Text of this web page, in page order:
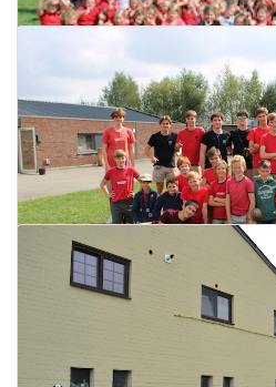
Open monumentendag
04 september 2024
Startdag KLJ
Startdag Chirowietjes
02 september 2024
Startdag Chirojongens